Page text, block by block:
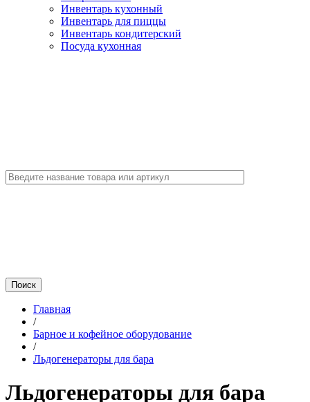
Инвентарь кухонный
Инвентарь для пиццы
Инвентарь кондитерский
Посуда кухонная
Главная
/
Барное и кофейное оборудование
/
Льдогенераторы для бара
Льдогенераторы для бара